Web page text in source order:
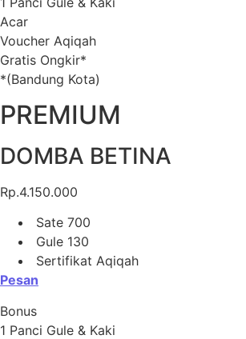
Acar
Voucher Aqiqah
Gratis Ongkir*
*(Bandung Kota)
PREMIUM
DOMBA BETINA
Rp.4.150.000
Sate 700
Gule 130
Sertifikat Aqiqah
Pesan
Bonus
1 Panci Gule & Kaki